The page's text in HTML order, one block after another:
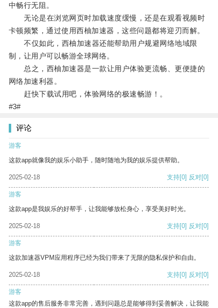
中畅行无阻。
无论是在浏览网页时加载速度缓慢，还是在观看视频时
卡顿频繁，通过使用西柚加速器，这些问题都将迎刃而解。
不仅如此，西柚加速器还能帮助用户规避网络地域限
制，让用户可以畅游全球网络。
总之，西柚加速器是一款让用户体验更流畅、更便捷的
网络加速利器。
赶快下载试用吧，体验网络的极速畅游！。
#3#
评论
游客
这款app就像我的娱乐小助手，随时随地为我的娱乐提供帮助。
2025-02-18 支持[0] 反对[0]
游客
这款app是我娱乐的好帮手，让我能够放松身心，享受美好时光。
2025-02-18 支持[0] 反对[0]
游客
这款加速器VPM应用程序已经为我们带来了无限的隐私保护和自由。
2025-02-18 支持[0] 反对[0]
游客
这款app的售后服务非常完善，遇到问题总是能够得到妥善解决，让我能